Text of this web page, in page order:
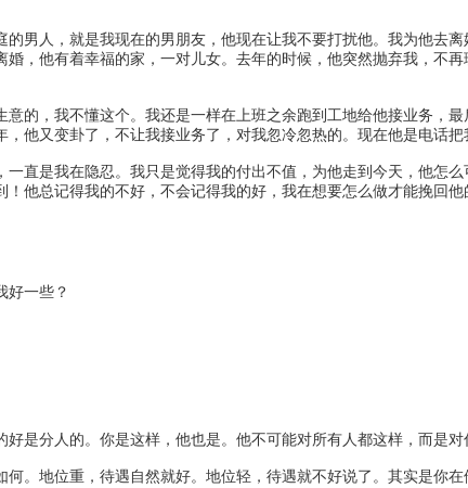
人，就是我现在的男朋友，他现在让我不要打扰他。我为他去
，他有着幸福的家，一对儿女。去年的时候，他突然抛弃我，不
，我不懂这个。我还是一样在上班之余跑到工地给他接业务，
他又变卦了，不让我接业务了，对我忽冷忽热的。现在他是电话
是我在隐忍。我只是觉得我的付出不值，为他走到今天，他怎
他总记得我的不好，不会记得我的好，我在想要怎么做才能挽回
一些？
分人的。你是这样，他也是。他不可能对所有人都这样，而是对
地位重，待遇自然就好。地位轻，待遇就不好说了。其实是你在